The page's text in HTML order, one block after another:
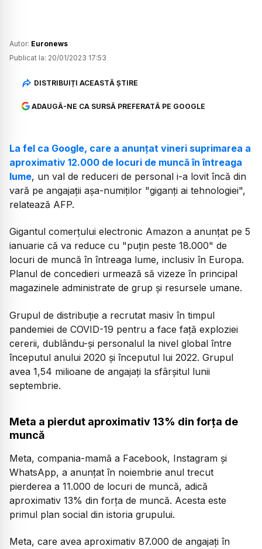
Autor: Euronews
Publicat la: 20/01/2023 17:53
DISTRIBUIȚI ACEASTĂ ȘTIRE
ADAUGĂ-NE CA SURSĂ PREFERATĂ PE GOOGLE
La fel ca Google, care a anunţat vineri suprimarea a
aproximativ 12.000 de locuri de muncă în întreaga
lume, un val de reduceri de personal i-a lovit încă din
vară pe angajaţii aşa-numiţilor "giganţi ai tehnologiei",
relatează AFP.
Gigantul comerţului electronic Amazon a anunţat pe 5
ianuarie că va reduce cu "puţin peste 18.000" de
locuri de muncă în întreaga lume, inclusiv în Europa.
Planul de concedieri urmează să vizeze în principal
magazinele administrate de grup şi resursele umane.
Grupul de distribuţie a recrutat masiv în timpul
pandemiei de COVID-19 pentru a face faţă exploziei
cererii, dublându-şi personalul la nivel global între
începutul anului 2020 şi începutul lui 2022. Grupul
avea 1,54 milioane de angajaţi la sfârşitul lunii
septembrie.
Meta a pierdut aproximativ 13% din forţa de
muncă
Meta, compania-mamă a Facebook, Instagram şi
WhatsApp, a anunţat în noiembrie anul trecut
pierderea a 11.000 de locuri de muncă, adică
aproximativ 13% din forţa de muncă. Acesta este
primul plan social din istoria grupului.
Meta, care avea aproximativ 87.000 de angajaţi în